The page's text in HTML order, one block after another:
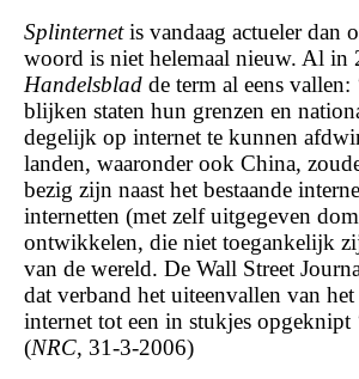
Splinternetis vandaag actueler dan
woord is niet helemaal nieuw. Al in
Handelsblad de term al eens vallen:
blijken staten hun grenzen en
degelijk op internet te kunnen
landen, waaronder ook China,
bezig zijn naast het bestaande
internetten (met zelf uitgegeven
ontwikkelen, die niet toegankelijk
van de wereld. De Wall Street
dat verband het uiteenvallen van
internet tot een in stukjes opgeknipt
(NRC, 31-3-2006)